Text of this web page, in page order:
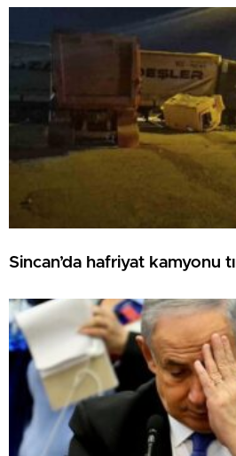
Sincan’da hafriyat kamyonu